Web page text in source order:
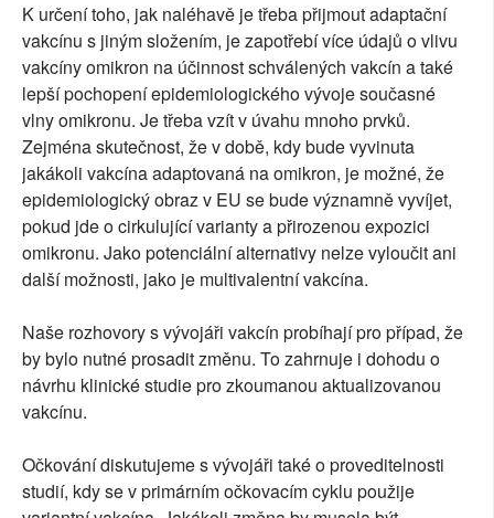
K určení toho, jak naléhavě je třeba přijmout adaptační
vakcínu s jiným složením, je zapotřebí více údajů o vlivu
vakcíny omikron na účinnost schválených vakcín a také
lepší pochopení epidemiologického vývoje současné
vlny omikronu. Je třeba vzít v úvahu mnoho prvků.
Zejména skutečnost, že v době, kdy bude vyvinuta
jakákoli vakcína adaptovaná na omikron, je možné, že
epidemiologický obraz v EU se bude významně vyvíjet,
pokud jde o cirkulující varianty a přirozenou expozici
omikronu. Jako potenciální alternativy nelze vyloučit ani
další možnosti, jako je multivalentní vakcína.
Naše rozhovory s vývojáři vakcín probíhají pro případ, že
by bylo nutné prosadit změnu. To zahrnuje i dohodu o
návrhu klinické studie pro zkoumanou aktualizovanou
vakcínu.
Očkování diskutujeme s vývojáři také o proveditelnosti
studií, kdy se v primárním očkovacím cyklu použije